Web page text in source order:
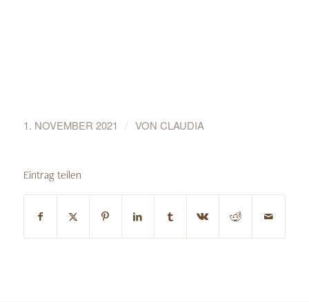
1. NOVEMBER 2021 / VON CLAUDIA
Eintrag teilen